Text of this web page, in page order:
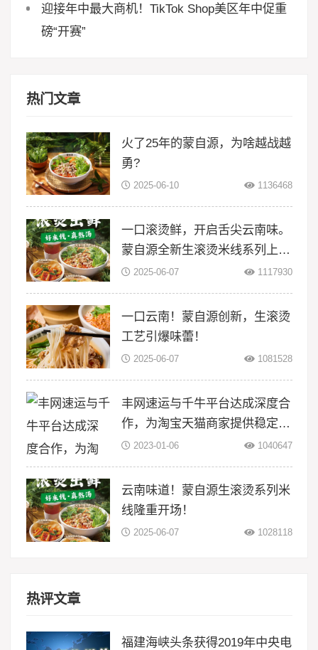
迎接年中最大商机！TikTok Shop美区年中促重
磅“开赛”
热门文章
火了25年的蒙自源，为啥越战越
勇?
2025-06-10 1136468
一口滚烫鲜，开启舌尖云南味。
蒙自源全新生滚烫米线系列上
线！2025-06-07 1117930
一口云南！蒙自源创新，生滚烫
工艺引爆味蕾！
2025-06-07 1081528
丰网速运与千牛平台达成深度合
作，为淘宝天猫商家提供稳定物
流服务
2023-01-06 1040647
云南味道！蒙自源生滚烫系列米
线隆重开场！
2025-06-07 1028118
热评文章
福建海峡头条获得2019年中央电